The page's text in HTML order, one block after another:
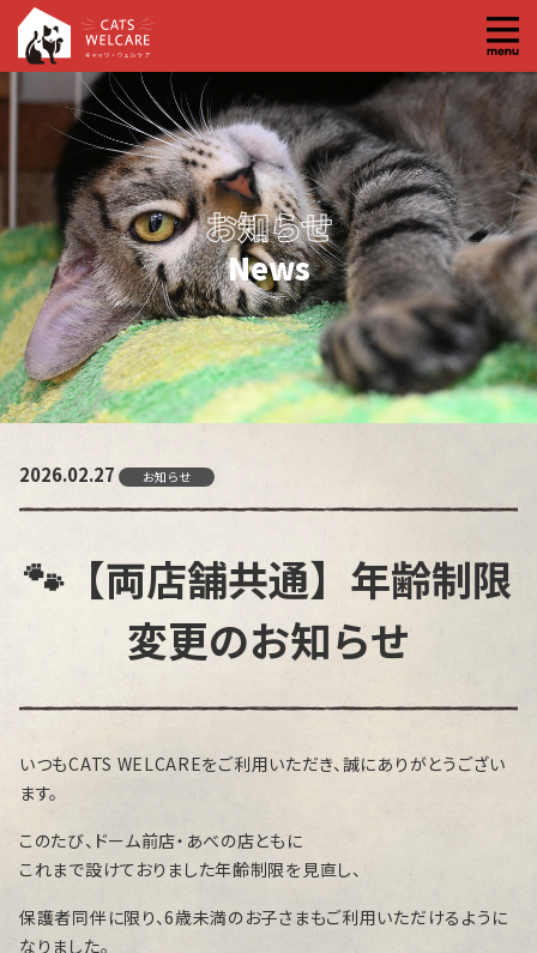
ン
ツ
キ
ッ
プ
お知らせ
News
2026.02.27 お知らせ
🐾【両店舗共通】年齢制限
変更のお知らせ
いつもCATS WELCAREをご利用いただき、誠にありがとうござい
ます。
このたび、ドーム前店・あべの店ともに
これまで設けておりました年齢制限を見直し、
保護者同伴に限り、6歳未満のお子さまもご利用いただけるように
なりました。